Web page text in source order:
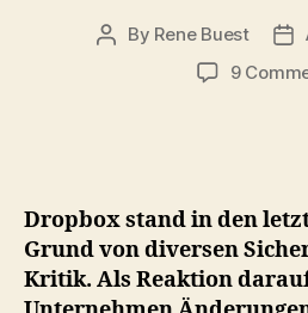
Post
By Rene Buest
9
Dropbox stand in den
Grund von diversen
Kritik. Als Reaktion